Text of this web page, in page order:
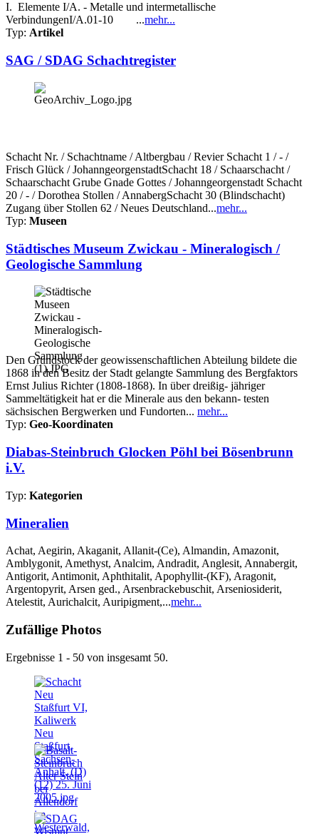
I. Elemente I/A. - Metalle und intermetallische
VerbindungenI/A.01-10 ...mehr...
Typ: Artikel
SAG / SDAG Schachtregister
Schacht Nr. / Schachtname / Altbergbau / Revier Schacht 1 / - /
Frisch Glück / JohanngeorgenstadtSchacht 18 / Schaarschacht /
Schaarschacht Grube Gnade Gottes / Johanngeorgenstadt Schacht
20 / - / Dorothea Stollen / AnnabergSchacht 30 (Blindschacht)
Zugang über Stollen 62 / Neues Deutschland...mehr...
Typ: Museen
Städtisches Museum Zwickau - Mineralogisch /
Geologische Sammlung
Den Grundstock der geowissenschaftlichen Abteilung bildete die
1868 in den Besitz der Stadt gelangte Sammlung des Bergfaktors
Ernst Julius Richter (1808-1868). In über dreißig- jähriger
Sammeltätigkeit hat er die Minerale aus den bekann- testen
sächsischen Bergwerken und Fundorten... mehr...
Typ: Geo-Koordinaten
Diabas-Steinbruch Glocken Pöhl bei Bösenbrunn
i.V.
Typ: Kategorien
Mineralien
Achat, Aegirin, Akaganit, Allanit-(Ce), Almandin, Amazonit,
Amblygonit, Amethyst, Analcim, Andradit, Anglesit, Annabergit,
Antigorit, Antimonit, Aphthitalit, Apophyllit-(KF), Aragonit,
Argentopyrit, Arsen ged., Arsenbrackebuschit, Arseniosiderit,
Atelestit, Aurichalcit, Auripigment,...mehr...
Zufällige Photos
Ergebnisse 1 - 50 von insgesamt 50.